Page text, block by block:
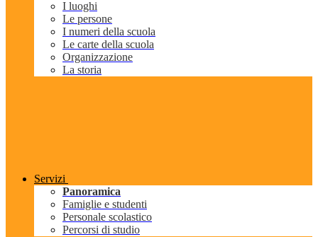
I luoghi
Le persone
I numeri della scuola
Le carte della scuola
Organizzazione
La storia
Servizi
Panoramica
Famiglie e studenti
Personale scolastico
Percorsi di studio